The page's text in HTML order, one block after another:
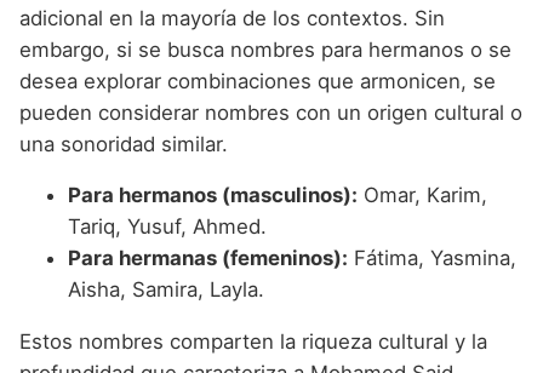
adicional en la mayoría de los contextos. Sin
embargo, si se busca nombres para hermanos o se
desea explorar combinaciones que armonicen, se
pueden considerar nombres con un origen cultural o
una sonoridad similar.
Para hermanos (masculinos): Omar, Karim,
Tariq, Yusuf, Ahmed.
Para hermanas (femeninos): Fátima, Yasmina,
Aisha, Samira, Layla.
Estos nombres comparten la riqueza cultural y la